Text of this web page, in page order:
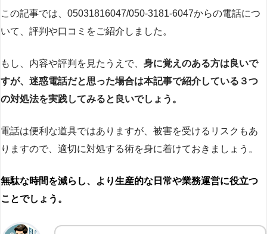
この記事では、05031816047/050-3181-6047からの電話につ
いて、評判や口コミをご紹介しました。
もし、内容や評判を見たうえで、 身に覚えのある方は良いで
すが、迷惑電話だと思った場合は本記事で紹介している３つ
の対処法を実践してみると良いでしょう。
電話は便利な道具ではありますが、被害を受けるリスクもあ
りますので、適切に対処する術を身に着けておきましょう。
無駄な時間を減らし、より生産的な日常や業務運営に役立つ
ことでしょう。